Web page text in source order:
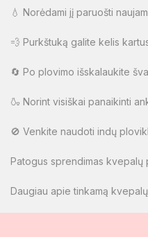
💧 Norėdami jį paruošti
💨 Purkštuką galite kelis
🔄 Po plovimo išskalaukite
🍶 Norint visiškai panaikinti
🚫 Venkite naudoti indų
Patogus sprendimas kvepalų
Daugiau apie tinkamą